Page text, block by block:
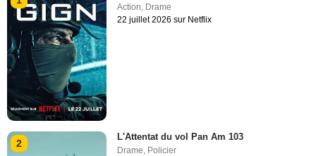
Action, Drame
22 juillet 2026 sur Netflix
2
L'Attentat du vol Pan Am 103
Drame Policier